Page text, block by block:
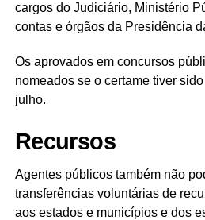
cargos do Judiciário, Ministério
contas e órgãos da Presidência
Os aprovados em concursos
nomeados se o certame tiver
julho.
Recursos
Agentes públicos também não
transferências voluntárias de
aos estados e municípios e dos